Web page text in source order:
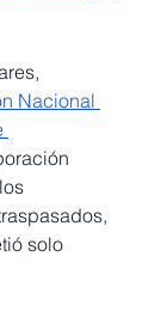
Nacional
solo